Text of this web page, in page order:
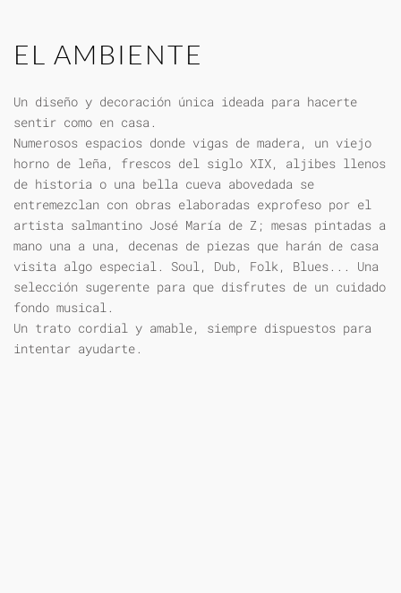
EL AMBIENTE
Un diseño y decoración única ideada para hacerte
sentir como en casa.
Numerosos espacios donde vigas de madera, un viejo
horno de leña, frescos del siglo XIX, aljibes llenos
de historia o una bella cueva abovedada se
entremezclan con obras elaboradas exprofeso por el
artista salmantino José María de Z; mesas pintadas a
mano una a una, decenas de piezas que harán de casa
visita algo especial. Soul, Dub, Folk, Blues... Una
selección sugerente para que disfrutes de un cuidado
fondo musical.
Un trato cordial y amable, siempre dispuestos para
intentar ayudarte.